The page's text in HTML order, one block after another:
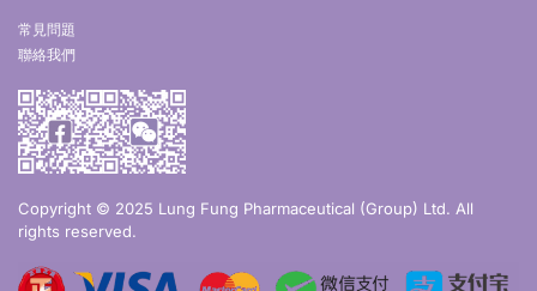
常見問題
聯絡我們
Copyright © 2025 Lung Fung Pharmaceutical (Group) Ltd. All
rights reserved.